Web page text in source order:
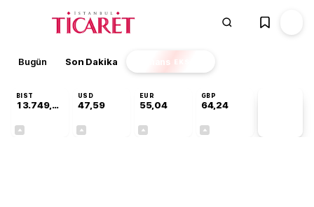
Bugün Son Dakika Finans EKSTRA
BIST
13.749,18
USD
47,59
EUR
55,04
GBP
64,24